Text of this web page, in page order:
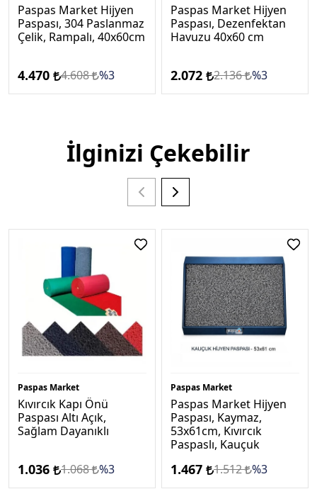
Paspas Market Hijyen
Paspası, 304 Paslanmaz
Çelik, Rampalı, 40x60cm
4.470 4.608 %3
Paspas Market Hijyen
Paspası, Dezenfektan
Havuzu 40x60 cm
2.072 2.136 %3
İlginizi Çekebilir
Paspas Market
Kıvırcık Kapı Önü
Paspası Altı Açık,
Sağlam Dayanıklı
1.036 1.068 %3
Paspas Market
Paspas Market Hijyen
Paspası, Kaymaz,
53x61cm, Kıvırcık
Paspaslı, Kauçuk
1.467 1.512 %3